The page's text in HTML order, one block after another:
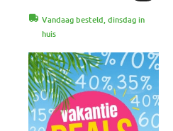
Vandaag besteld, dinsdag in
huis